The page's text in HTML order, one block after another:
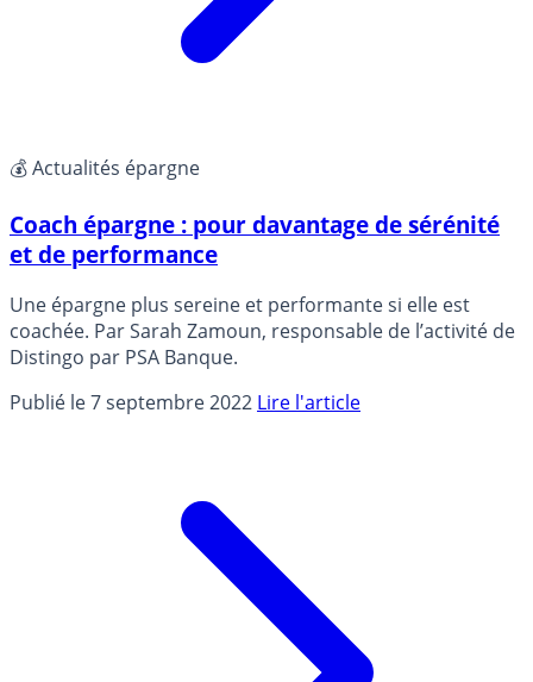
💰 Actualités épargne
Coach épargne : pour davantage de sérénité
et de performance
Une épargne plus sereine et performante si elle est
coachée. Par Sarah Zamoun, responsable de l’activité de
Distingo par PSA Banque.
Publié le 7 septembre 2022 Lire l'article